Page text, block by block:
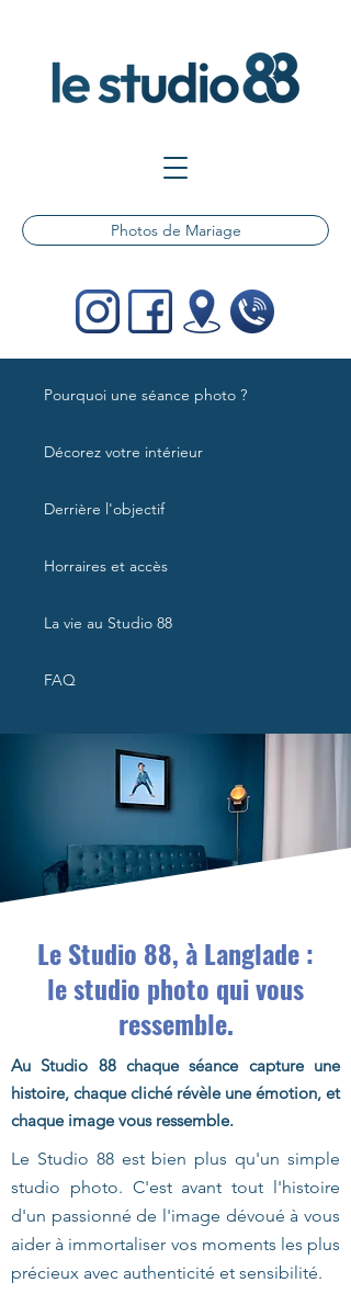
Photos de Mariage
Pourquoi une séance photo ?
Décorez votre intérieur
Derrière l'objectif
Horraires et accès
La vie au Studio 88
FAQ
Le Studio 88, à Langlade :
le studio photo qui vous
ressemble.
Au Studio 88 chaque séance capture une
histoire, chaque cliché révèle une émotion, et
chaque image vous ressemble.
Le Studio 88 est bien plus qu'un simple
studio photo. C'est avant tout l'histoire
d'un passionné de l'image dévoué à vous
aider à immortaliser vos moments les plus
précieux avec authenticité et sensibilité.